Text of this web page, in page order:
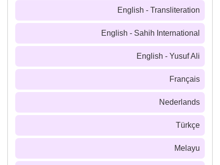
English - Transliteration
English - Sahih International
English - Yusuf Ali
Français
Nederlands
Türkçe
Melayu